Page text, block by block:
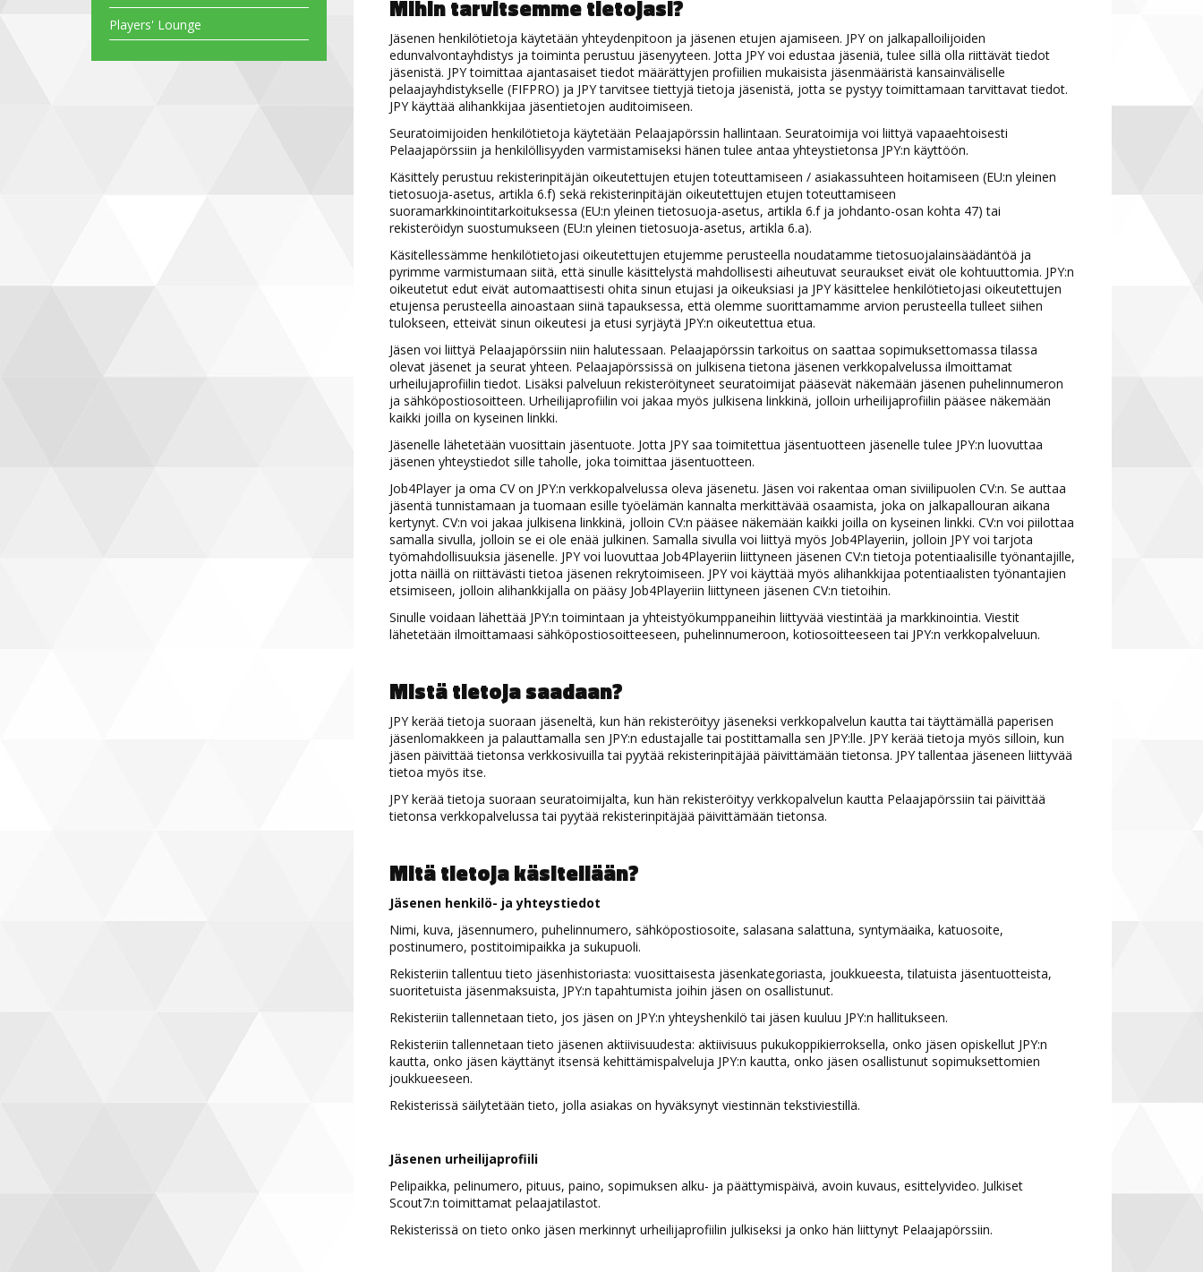
Players' Lounge
Mihin tarvitsemme tietojasi?
Jäsenen henkilötietoja käytetään yhteydenpitoon ja jäsenen etujen ajamiseen. JPY on jalkapalloilijoiden
edunvalvontayhdistys ja toiminta perustuu jäsenyyteen. Jotta JPY voi edustaa jäseniä, tulee sillä olla riittävät tiedot
jäsenistä. JPY toimittaa ajantasaiset tiedot määrättyjen profiilien mukaisista jäsenmääristä kansainväliselle
pelaajayhdistykselle (FIFPRO) ja JPY tarvitsee tiettyjä tietoja jäsenistä, jotta se pystyy toimittamaan tarvittavat tiedot.
JPY käyttää alihankkijaa jäsentietojen auditoimiseen.
Seuratoimijoiden henkilötietoja käytetään Pelaajapörssin hallintaan. Seuratoimija voi liittyä vapaaehtoisesti
Pelaajapörssiin ja henkilöllisyyden varmistamiseksi hänen tulee antaa yhteystietonsa JPY:n käyttöön.
Käsittely perustuu rekisterinpitäjän oikeutettujen etujen toteuttamiseen / asiakassuhteen hoitamiseen (EU:n yleinen
tietosuoja-asetus, artikla 6.f) sekä rekisterinpitäjän oikeutettujen etujen toteuttamiseen
suoramarkkinointitarkoituksessa (EU:n yleinen tietosuoja-asetus, artikla 6.f ja johdanto-osan kohta 47) tai
rekisteröidyn suostumukseen (EU:n yleinen tietosuoja-asetus, artikla 6.a).
Käsitellessämme henkilötietojasi oikeutettujen etujemme perusteella noudatamme tietosuojalainsäädäntöä ja
pyrimme varmistumaan siitä, että sinulle käsittelystä mahdollisesti aiheutuvat seuraukset eivät ole kohtuuttomia. JPY:n
oikeutetut edut eivät automaattisesti ohita sinun etujasi ja oikeuksiasi ja JPY käsittelee henkilötietojasi oikeutettujen
etujensa perusteella ainoastaan siinä tapauksessa, että olemme suorittamamme arvion perusteella tulleet siihen
tulokseen, etteivät sinun oikeutesi ja etusi syrjäytä JPY:n oikeutettua etua.
Jäsen voi liittyä Pelaajapörssiin niin halutessaan. Pelaajapörssin tarkoitus on saattaa sopimuksettomassa tilassa
olevat jäsenet ja seurat yhteen. Pelaajapörssissä on julkisena tietona jäsenen verkkopalvelussa ilmoittamat
urheilujaprofiilin tiedot. Lisäksi palveluun rekisteröityneet seuratoimijat pääsevät näkemään jäsenen puhelinnumeron
ja sähköpostiosoitteen. Urheilijaprofiilin voi jakaa myös julkisena linkkinä, jolloin urheilijaprofiilin pääsee näkemään
kaikki joilla on kyseinen linkki.
Jäsenelle lähetetään vuosittain jäsentuote. Jotta JPY saa toimitettua jäsentuotteen jäsenelle tulee JPY:n luovuttaa
jäsenen yhteystiedot sille taholle, joka toimittaa jäsentuotteen.
Job4Player ja oma CV on JPY:n verkkopalvelussa oleva jäsenetu. Jäsen voi rakentaa oman siviilipuolen CV:n. Se auttaa
jäsentä tunnistamaan ja tuomaan esille työelämän kannalta merkittävää osaamista, joka on jalkapallouran aikana
kertynyt. CV:n voi jakaa julkisena linkkinä, jolloin CV:n pääsee näkemään kaikki joilla on kyseinen linkki. CV:n voi piilottaa
samalla sivulla, jolloin se ei ole enää julkinen. Samalla sivulla voi liittyä myös Job4Playeriin, jolloin JPY voi tarjota
työmahdollisuuksia jäsenelle. JPY voi luovuttaa Job4Playeriin liittyneen jäsenen CV:n tietoja potentiaalisille työnantajille,
jotta näillä on riittävästi tietoa jäsenen rekrytoimiseen. JPY voi käyttää myös alihankkijaa potentiaalisten työnantajien
etsimiseen, jolloin alihankkijalla on pääsy Job4Playeriin liittyneen jäsenen CV:n tietoihin.
Sinulle voidaan lähettää JPY:n toimintaan ja yhteistyökumppaneihin liittyvää viestintää ja markkinointia. Viestit
lähetetään ilmoittamaasi sähköpostiosoitteeseen, puhelinnumeroon, kotiosoitteeseen tai JPY:n verkkopalveluun.
Mistä tietoja saadaan?
JPY kerää tietoja suoraan jäseneltä, kun hän rekisteröityy jäseneksi verkkopalvelun kautta tai täyttämällä paperisen
jäsenlomakkeen ja palauttamalla sen JPY:n edustajalle tai postittamalla sen JPY:lle. JPY kerää tietoja myös silloin, kun
jäsen päivittää tietonsa verkkosivuilla tai pyytää rekisterinpitäjää päivittämään tietonsa. JPY tallentaa jäseneen liittyvää
tietoa myös itse.
JPY kerää tietoja suoraan seuratoimijalta, kun hän rekisteröityy verkkopalvelun kautta Pelaajapörssiin tai päivittää
tietonsa verkkopalvelussa tai pyytää rekisterinpitäjää päivittämään tietonsa.
Mitä tietoja käsitellään?
Jäsenen henkilö- ja yhteystiedot
Nimi, kuva, jäsennumero, puhelinnumero, sähköpostiosoite, salasana salattuna, syntymäaika, katuosoite,
postinumero, postitoimipaikka ja sukupuoli.
Rekisteriin tallentuu tieto jäsenhistoriasta: vuosittaisesta jäsenkategoriasta, joukkueesta, tilatuista jäsentuotteista,
suoritetuista jäsenmaksuista, JPY:n tapahtumista joihin jäsen on osallistunut.
Rekisteriin tallennetaan tieto, jos jäsen on JPY:n yhteyshenkilö tai jäsen kuuluu JPY:n hallitukseen.
Rekisteriin tallennetaan tieto jäsenen aktiivisuudesta: aktiivisuus pukukoppikierroksella, onko jäsen opiskellut JPY:n
kautta, onko jäsen käyttänyt itsensä kehittämispalveluja JPY:n kautta, onko jäsen osallistunut sopimuksettomien
joukkueeseen.
Rekisterissä säilytetään tieto, jolla asiakas on hyväksynyt viestinnän tekstiviestillä.
Jäsenen urheilijaprofiili
Pelipaikka, pelinumero, pituus, paino, sopimuksen alku- ja päättymispäivä, avoin kuvaus, esittelyvideo. Julkiset
Scout7:n toimittamat pelaajatilastot.
Rekisterissä on tieto onko jäsen merkinnyt urheilijaprofiilin julkiseksi ja onko hän liittynyt Pelaajapörssiin.